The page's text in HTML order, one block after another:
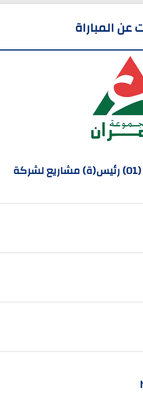
المباراة
مباراة لتوظيف إشعار التوظيف (01) رئيس(ة) مشاريع لشركة